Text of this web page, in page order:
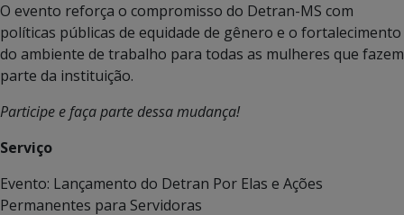
O evento reforça o compromisso do Detran-MS com
políticas públicas de equidade de gênero e o fortalecimento
do ambiente de trabalho para todas as mulheres que fazem
parte da instituição.
Participe e faça parte dessa mudança!
Serviço
Evento: Lançamento do Detran Por Elas e Ações
Permanentes para Servidoras